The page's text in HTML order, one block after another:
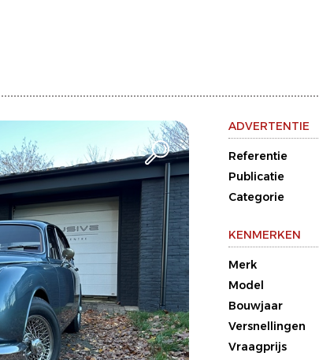
ADVERTENTIE
Referentie
Publicatie
Categorie
KENMERKEN
Merk
Model
Bouwjaar
Versnellingen
Vraagprijs